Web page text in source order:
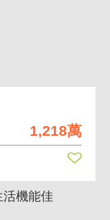
1,218萬